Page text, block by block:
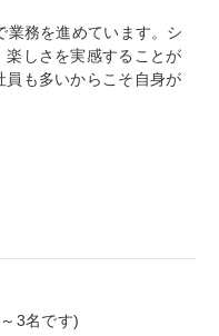
業務を進めています。シ
楽しさを実感することが
員も多いからこそ自身が
3名です)